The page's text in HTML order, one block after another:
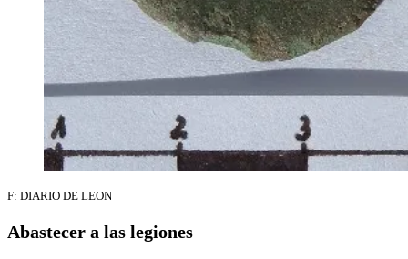
F: DIARIO DE LEON
Abastecer a las legiones